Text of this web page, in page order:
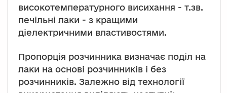
високотемпературного висихання - т.зв.
печільні лаки - з кращими
діелектричними властивостями.
Пропорція розчинника визначає поділ на
лаки на основі розчинників і без
розчинників. Залежно від технології